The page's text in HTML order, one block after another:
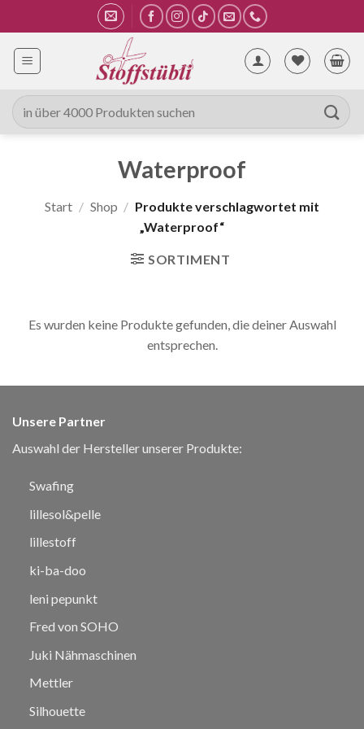
Inhalt
springen
Suche
nach:
Waterproof
Start / Shop / Produkte verschlagwortet mit
„Waterproof“
SORTIMENT
Es wurden keine Produkte gefunden, die deiner Auswahl
entsprechen.
Unsere Partner
Auswahl der Hersteller unserer Produkte:
Swafing
lillesol&pelle
lillestoff
ki-ba-doo
leni pepunkt
Fred von SOHO
Juki Nähmaschinen
Mettler
Silhouette